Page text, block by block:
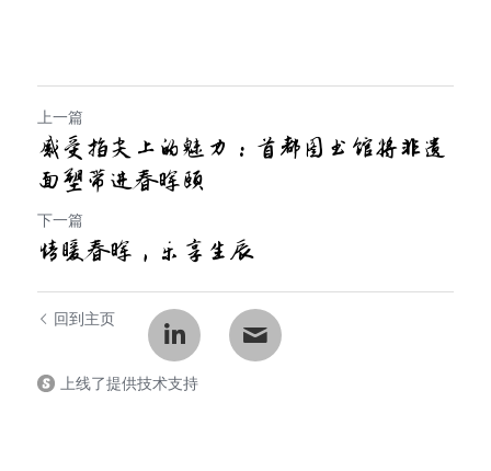
上一篇
感受指尖上的魅力：首都图书馆将非遗
面塑带进春晖颐
下一篇
​情暖春晖，乐享生辰
回到主页
上线了提供技术支持